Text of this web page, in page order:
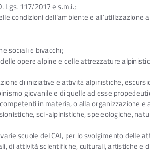
Lgs. 117/2017 e s.m.i.;
condizioni dell’ambiente e all’utilizzazione
sociali e bivacchi;
opere alpine e delle attrezzature
di iniziative e attività alpinistiche,
giovanile e di quelle ad esse
in materia, o alla organizzazione
sci-alpinistiche, speleologiche,
scuole del CAI, per lo svolgimento delle
di attività scientifiche, culturali, artistiche e